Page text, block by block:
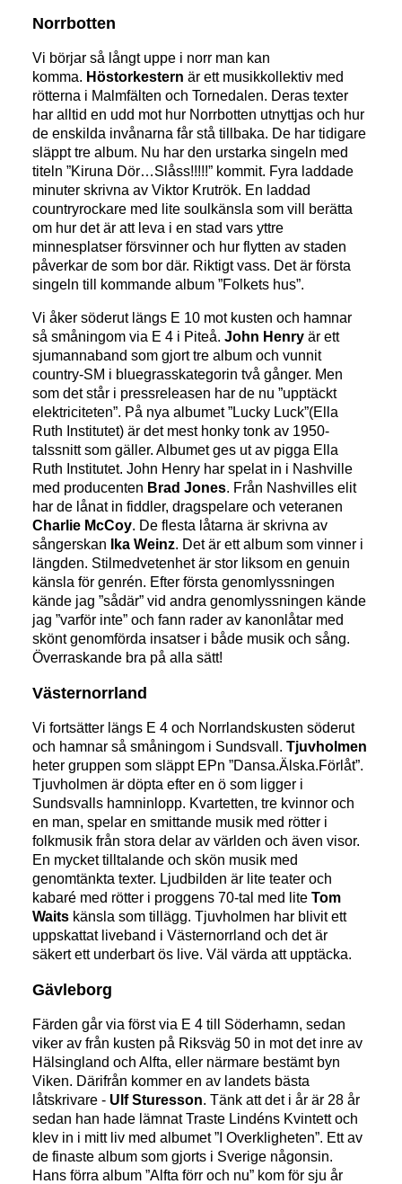
Norrbotten
Vi börjar så långt uppe i norr man kan
komma. Höstorkestern är ett musikkollektiv med
rötterna i Malmfälten och Tornedalen. Deras texter
har alltid en udd mot hur Norrbotten utnyttjas och hur
de enskilda invånarna får stå tillbaka. De har tidigare
släppt tre album. Nu har den urstarka singeln med
titeln ”Kiruna Dör…Slåss!!!!!” kommit. Fyra laddade
minuter skrivna av Viktor Krutrök. En laddad
countryrockare med lite soulkänsla som vill berätta
om hur det är att leva i en stad vars yttre
minnesplatser försvinner och hur flytten av staden
påverkar de som bor där. Riktigt vass. Det är första
singeln till kommande album ”Folkets hus”.
Vi åker söderut längs E 10 mot kusten och hamnar
så småningom via E 4 i Piteå.John Henry är ett
sjumannaband som gjort tre album och vunnit
country-SM i bluegrasskategorin två gånger. Men
som det står i pressreleasen har de nu ”upptäckt
elektriciteten”. På nya albumet ”Lucky Luck”(Ella
Ruth Institutet) är det mest honky tonk av 1950-
talssnitt som gäller. Albumet ges ut av pigga Ella
Ruth Institutet. John Henry har spelat in i Nashville
med producenten Brad Jones. Från Nashvilles elit
har de lånat in fiddler, dragspelare och veteranen
Charlie McCoy. De flesta låtarna är skrivna av
sångerskan
Ika Weinz. Det är ett album som vinner i
längden. Stilmedvetenhet är stor liksom en genuin
känsla för genrén. Efter första genomlyssningen
kände jag ”sådär” vid andra genomlyssningen kände
jag ”varför inte” och fann rader av kanonlåtar med
skönt genomförda insatser i både musik och sång.
Överraskande bra på alla sätt!
Västernorrland
Vi fortsätter längs E 4 och Norrlandskusten söderut
och hamnar så småningom i Sundsvall.Tjuvholmen
heter gruppen som släppt EPn ”Dansa.Älska.Förlåt”.
Tjuvholmen är döpta efter en ö som ligger i
Sundsvalls hamninlopp. Kvartetten, tre kvinnor och
en man, spelar en smittande musik med rötter i
folkmusik från stora delar av världen och även visor.
En mycket tilltalande och skön musik med
genomtänkta texter. Ljudbilden är lite teater och
kabaré med rötter i proggens 70-tal med liteTom
Waits känsla som tillägg. Tjuvholmen har blivit ett
uppskattat liveband i Västernorrland och det är
säkert ett underbart ös live. Väl värda att upptäcka.
Gävleborg
Färden går via först via E 4 till Söderhamn, sedan
viker av från kusten på Riksväg 50 in mot det inre av
Hälsingland och Alfta, eller närmare bestämt byn
Viken. Därifrån kommer en av landets bästa
låtskrivare - Ulf Sturesson. Tänk att det i år är 28 år
sedan han hade lämnat Traste Lindéns Kvintett och
klev in i mitt liv med albumet ”I Overkligheten”. Ett av
de finaste album som gjorts i Sverige någonsin.
Hans förra album ”Alfta förr och nu” kom för sju år